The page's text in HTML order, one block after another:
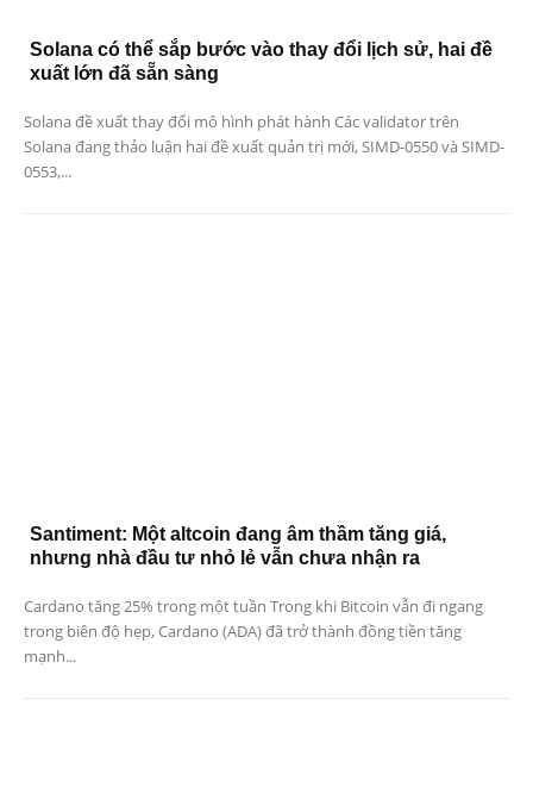
Solana có thể sắp bước vào thay đổi lịch sử, hai đề
xuất lớn đã sẵn sàng
Solana đề xuất thay đổi mô hình phát hành Các validator trên
Solana đang thảo luận hai đề xuất quản trị mới, SIMD-0550 và SIMD-
0553,...
Santiment: Một altcoin đang âm thầm tăng giá,
nhưng nhà đầu tư nhỏ lẻ vẫn chưa nhận ra
Cardano tăng 25% trong một tuần Trong khi Bitcoin vẫn đi ngang
trong biên độ hẹp, Cardano (ADA) đã trở thành đồng tiền tăng
mạnh...